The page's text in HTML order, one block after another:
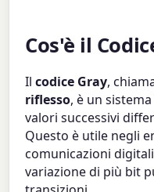
Cos'è il
Ilcodice Gray,
riflesso, è un
valori successivi
Questo è utile negli
comunicazioni
variazione di più bit